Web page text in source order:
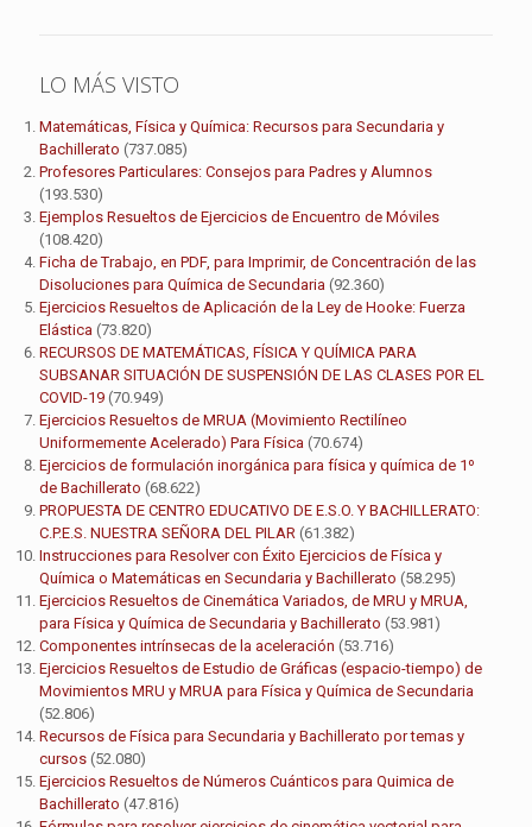
LO MÁS VISTO
Matemáticas, Física y Química: Recursos para Secundaria y
Bachillerato (737.085)
Profesores Particulares: Consejos para Padres y Alumnos
(193.530)
Ejemplos Resueltos de Ejercicios de Encuentro de Móviles
(108.420)
Ficha de Trabajo, en PDF, para Imprimir, de Concentración de las
Disoluciones para Química de Secundaria (92.360)
Ejercicios Resueltos de Aplicación de la Ley de Hooke: Fuerza
Elástica (73.820)
RECURSOS DE MATEMÁTICAS, FÍSICA Y QUÍMICA PARA
SUBSANAR SITUACIÓN DE SUSPENSIÓN DE LAS CLASES POR EL
COVID-19 (70.949)
Ejercicios Resueltos de MRUA (Movimiento Rectilíneo
Uniformemente Acelerado) Para Física (70.674)
Ejercicios de formulación inorgánica para física y química de 1º
de Bachillerato (68.622)
PROPUESTA DE CENTRO EDUCATIVO DE E.S.O. Y BACHILLERATO:
C.P.E.S. NUESTRA SEÑORA DEL PILAR (61.382)
Instrucciones para Resolver con Éxito Ejercicios de Física y
Química o Matemáticas en Secundaria y Bachillerato (58.295)
Ejercicios Resueltos de Cinemática Variados, de MRU y MRUA,
para Física y Química de Secundaria y Bachillerato (53.981)
Componentes intrínsecas de la aceleración (53.716)
Ejercicios Resueltos de Estudio de Gráficas (espacio-tiempo) de
Movimientos MRU y MRUA para Física y Química de Secundaria
(52.806)
Recursos de Física para Secundaria y Bachillerato por temas y
cursos (52.080)
Ejercicios Resueltos de Números Cuánticos para Quimica de
Bachillerato (47.816)